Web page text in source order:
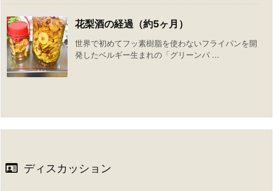
花梨酒の経過（約5ヶ月）
世界で初めてフッ素樹脂を使わないフライパンを開
発したベルギー生まれの「グリーンパ ...
ディスカッション